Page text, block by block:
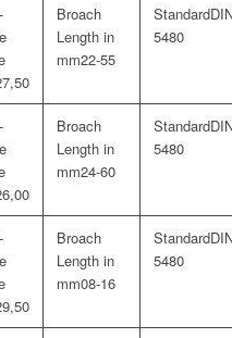
22-55
5480
24-60
5480
08-16
5480